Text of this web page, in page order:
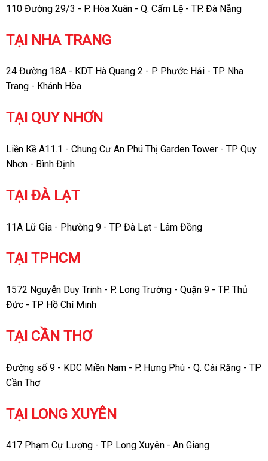
110 Đường 29/3 - P. Hòa Xuân - Q. Cẩm Lệ - TP. Đà Nẵng
TẠI NHA TRANG
24 Đường 18A - KDT Hà Quang 2 - P. Phước Hải - TP. Nha
Trang - Khánh Hòa
TẠI QUY NHƠN
Liền Kề A11.1 - Chung Cư An Phú Thị Garden Tower - TP Quy
Nhơn - Bình Định
TẠI ĐÀ LẠT
11A Lữ Gia - Phường 9 - TP Đà Lạt - Lâm Đồng
TẠI TPHCM
1572 Nguyễn Duy Trinh - P. Long Trường - Quận 9 - TP. Thủ
Đức - TP Hồ Chí Minh
TẠI CẦN THƠ
Đường số 9 - KDC Miền Nam - P. Hưng Phú - Q. Cái Răng - TP
Cần Thơ
TẠI LONG XUYÊN
417 Phạm Cự Lượng - TP Long Xuyên - An Giang